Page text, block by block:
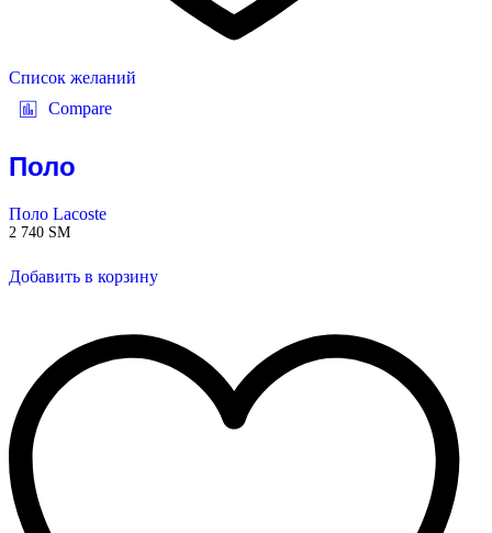
Список желаний
Compare
Поло
Поло Lacoste
2 740 ЅМ
Добавить в корзину